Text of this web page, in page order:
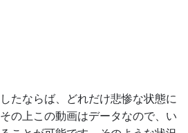
たならば、どれだけ悲惨な状態に
の上この動画はデータなので、い